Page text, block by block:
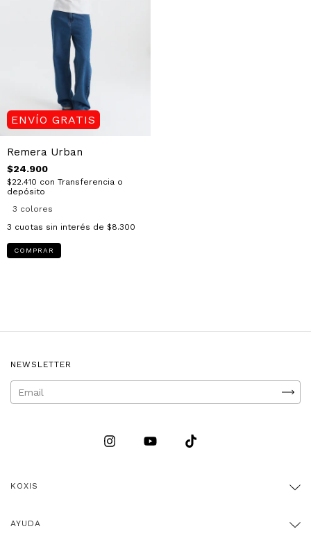
ENVÍO GRATIS
Remera Urban
$24.900
$22.410 con Transferencia o
depósito
3 colores
3 cuotas sin interés de $8.300
COMPRAR
NEWSLETTER
KOXIS
AYUDA